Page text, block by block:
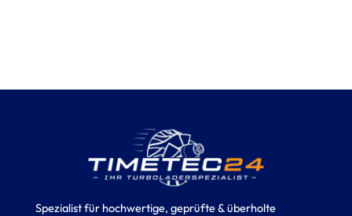
Spezialist für hochwertige, geprüfte & überholte